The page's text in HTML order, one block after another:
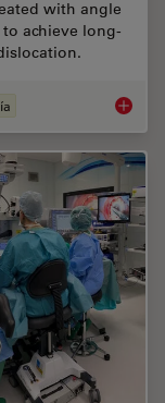
with angle
achieve long-